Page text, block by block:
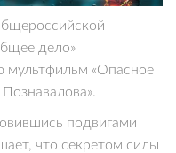
дело»
мультфильм «Опасное
подвигами
что секретом силы